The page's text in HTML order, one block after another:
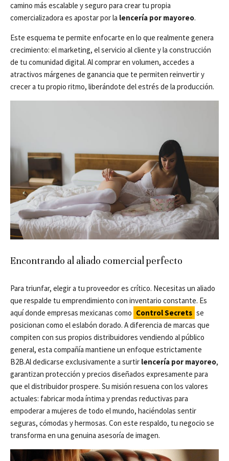
camino más escalable y seguro para crear tu propia
comercializadora es apostar por la lencería por mayoreo.
Este esquema te permite enfocarte en lo que realmente genera
crecimiento: el marketing, el servicio al cliente y la construcción
de tu comunidad digital. Al comprar en volumen, accedes a
atractivos márgenes de ganancia que te permiten reinvertir y
crecer a tu propio ritmo, liberándote del estrés de la producción.
Encontrando al aliado comercial perfecto
Para triunfar, elegir a tu proveedor es crítico. Necesitas un aliado
que respalde tu emprendimiento con inventario constante. Es
aquí donde empresas mexicanas como Control Secrets se
posicionan como el eslabón dorado. A diferencia de marcas que
compiten con sus propios distribuidores vendiendo al público
general, esta compañía mantiene un enfoque estrictamente
B2B.Al dedicarse exclusivamente a surtir lencería por mayoreo,
garantizan protección y precios diseñados expresamente para
que el distribuidor prospere. Su misión resuena con los valores
actuales: fabricar moda íntima y prendas reductivas para
empoderar a mujeres de todo el mundo, haciéndolas sentir
seguras, cómodas y hermosas. Con este respaldo, tu negocio se
transforma en una genuina asesoría de imagen.